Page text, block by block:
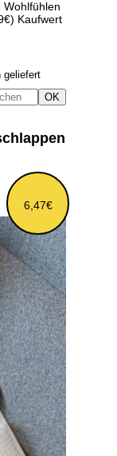
Kaufwert
geliefert
6,47€